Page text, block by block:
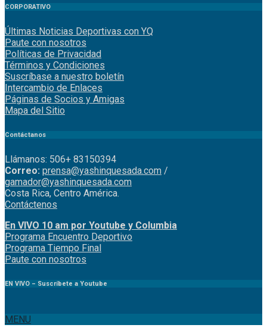
CORPORATIVO
Últimas Noticias Deportivas con YQ
Paute con nosotros
Políticas de Privacidad
Términos y Condiciones
Suscríbase a nuestro boletín
Intercambio de Enlaces
Páginas de Socios y Amigas
Mapa del Sitio
Contáctanos
Llámanos: 506+ 83150394
Correo: prensa@yashinquesada.com /
gamador@yashinquesada.com
Costa Rica, Centro América.
Contáctenos
En VIVO 10 am por Youtube y Columbia
Programa Encuentro Deportivo
Programa Tiempo Final
Paute con nosotros
EN VIVO – Suscríbete a Youtube
MENU